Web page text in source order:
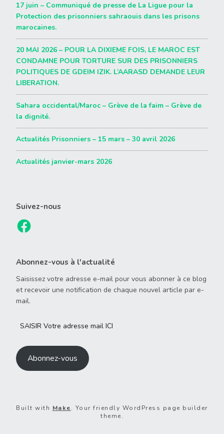
17 juin – Communiqué de presse de La Ligue pour la
Protection des prisonniers sahraouis dans les prisons
marocaines.
20 MAI 2026 – POUR LA DIXIEME FOIS, LE MAROC EST
CONDAMNE POUR TORTURE SUR DES PRISONNIERS
POLITIQUES DE GDEIM IZIK. L’AARASD DEMANDE LEUR
LIBERATION.
Sahara occidental/Maroc – Grève de la faim – Grève de
la dignité.
Actualités Prisonniers – 15 mars – 30 avril 2026
Actualités janvier-mars 2026
Suivez-nous
Abonnez-vous à l'actualité
Saisissez votre adresse e-mail pour vous abonner à ce blog
et recevoir une notification de chaque nouvel article par e-
mail.
Abonnez-vous
Built with Make. Your friendly WordPress page builder
theme.